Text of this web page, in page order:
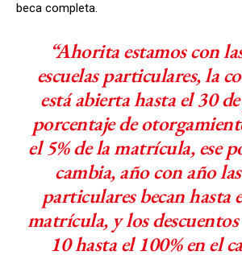
beca completa.
“Ahorita estamos con
escuelas particulares, la
está abierta hasta el 30
porcentaje de
el 5% de la matrícula, ese
cambia, año con año
particulares becan hasta
matrícula, y los descuentos
10 hasta el 100% en el